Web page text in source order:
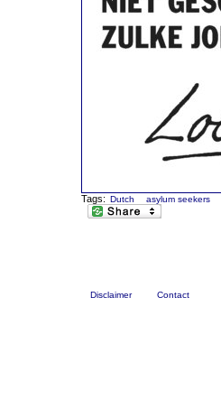
Tags: Dutch asylum seekers
Disclaimer Contact